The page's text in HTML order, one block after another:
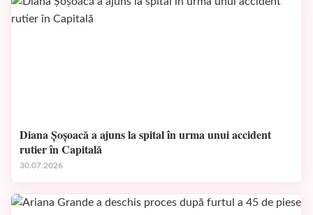
Diana Șoșoacă a ajuns la spital în urma unui accident
rutier în Capitală
30.07.2026